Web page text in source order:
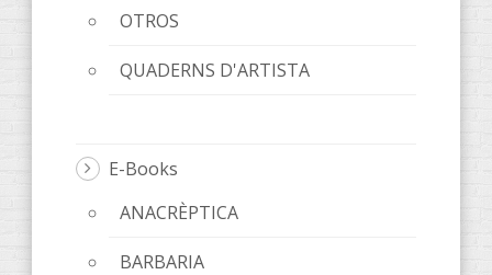
OTROS
QUADERNS D'ARTISTA
E-Books
ANACRÈPTICA
BARBARIA